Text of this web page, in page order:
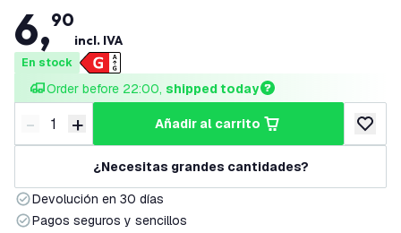
6,90
incl. IVA
En stock
Order before 22:00, shipped today
Disminuir cantidad
- Aumentar cantidad
+ añadir al carrito
añadir
¿Necesitas grandes cantidades?
Devolución en 30 días
Pagos seguros y sencillos